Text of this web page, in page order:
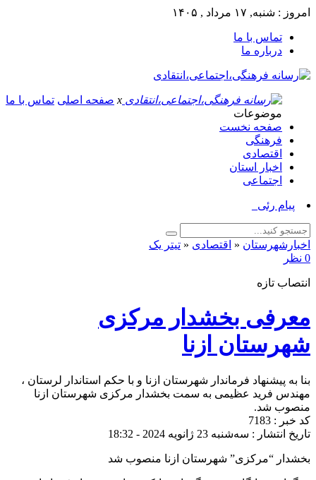
امروز : شنبه, ۱۷ مرداد , ۱۴۰۵
تماس با ما
درباره ما
x صفحه اصلی تماس با ما
موضوعات
صفحه نخست
فرهنگی
اقتصادی
اخبار استان
اجتماعی
پیام رئیس ادار_
اخبارشهرستان « اقتصادی « تیتر یک
0 نظر
انتصاب تازه
معرفی بخشدار مرکزی
شهرستان ازنا
بنا به پیشنهاد فرماندار شهرستان ازنا و با حکم استاندار لرستان ،
مهندس فرید عظیمی به سمت بخشدار مرکزی شهرستان ازنا
منصوب شد.
کد خبر : 7183
تاریخ انتشار : سه‌شنبه 23 ژانویه 2024 - 18:32
بخشدار “مرکزی” شهرستان ازنا منصوب شد